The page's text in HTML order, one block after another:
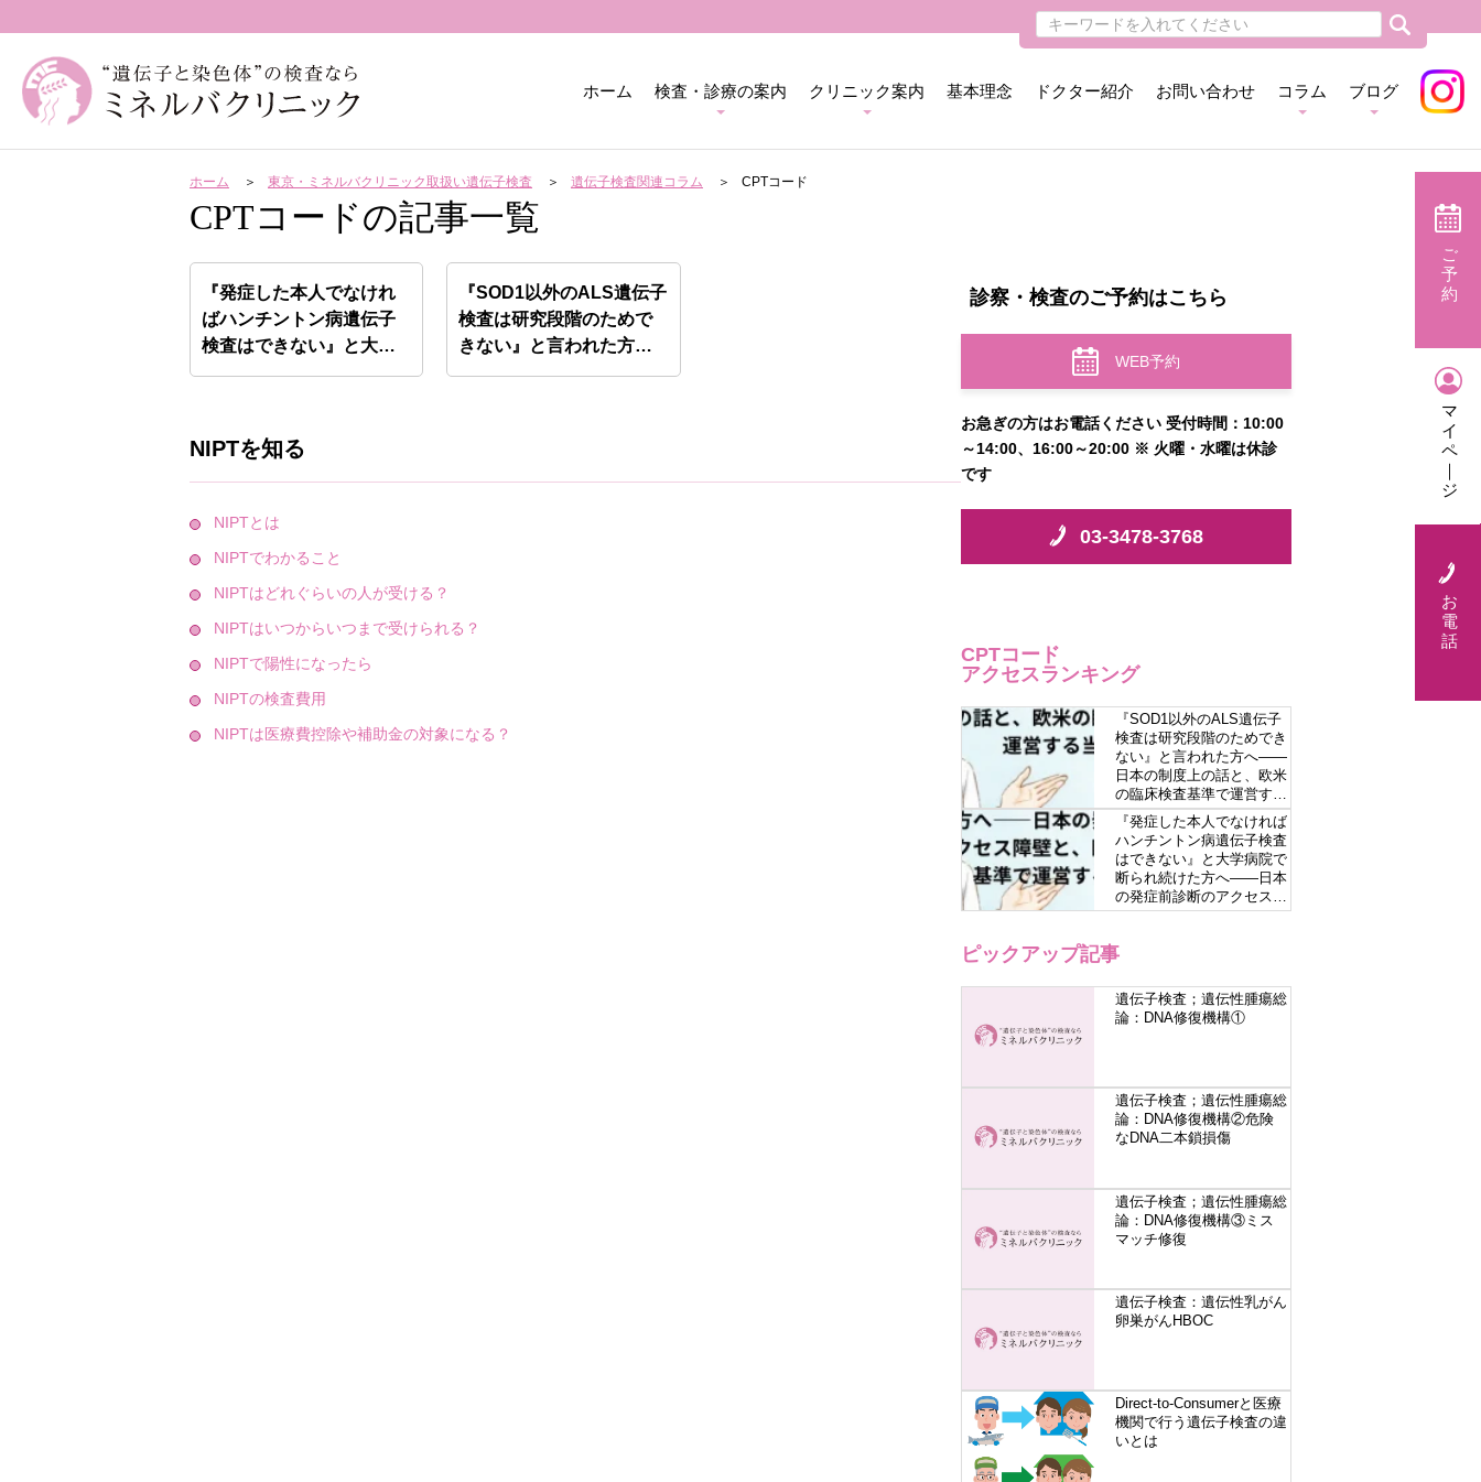
ホーム 検査・診療の案内 クリニック案内 基本理念 ドクター紹介 お問い合わせ コラム ブログ
ホーム 東京・ミネルバクリニック取扱い遺伝子検査 遺伝子検査関連コラム CPTコード
CPTコードの記事一覧
『発症した本人でなけれ
ばハンチントン病遺伝子
検査はできない』と大学
病院…
『SOD1以外のALS遺伝子
検査は研究段階のためで
きない』と言われた方…
NIPTを知る
NIPTとは
NIPTでわかること
NIPTはどれぐらいの人が受ける？
NIPTはいつからいつまで受けられる？
NIPTで陽性になったら
NIPTの検査費用
NIPTは医療費控除や補助金の対象になる？
診察・検査のご予約はこちら
WEB予約
お急ぎの方はお電話ください 受付時間：10:00
～14:00、16:00～20:00 ※ 火曜・水曜は休診
です
03-3478-3768
CPTコード
アクセスランキング
『SOD1以外のALS遺伝子
検査は研究段階のためでき
ない』と言われた方へ――
日本の制度上の話と、欧米
の臨床検査基準で運営する
当院の立場
『発症した本人でなければ
ハンチントン病遺伝子検査
はできない』と大学病院で
断られ続けた方へ――日本
の発症前診断のアクセス障
壁と、欧米の臨床検査基準
ピックアップ記事
遺伝子検査；遺伝性腫瘍総
論：DNA修復機構①
遺伝子検査；遺伝性腫瘍総
論：DNA修復機構②危険
なDNA二本鎖損傷
遺伝子検査；遺伝性腫瘍総
論：DNA修復機構③ミス
マッチ修復
遺伝子検査：遺伝性乳がん
卵巣がんHBOC
Direct-to-Consumerと医療
機関で行う遺伝子検査の違
いとは
ご
予
約
マ
イ
ペ
｜
ジ
お
電
話